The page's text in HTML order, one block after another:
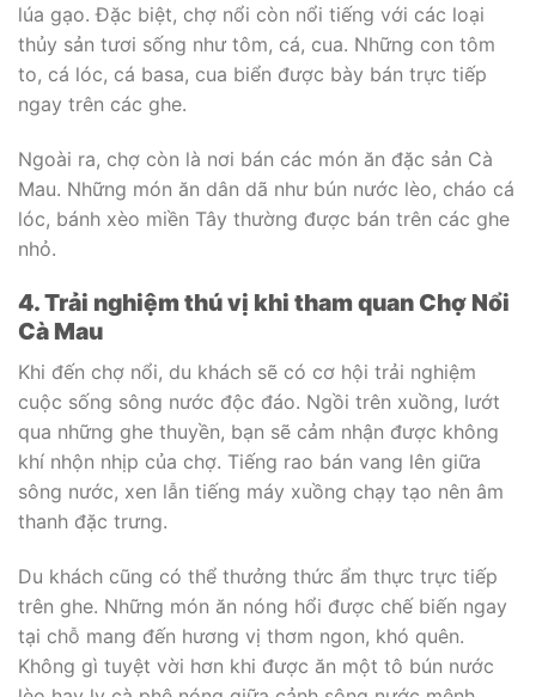
lúa gạo. Đặc biệt, chợ nổi còn nổi tiếng với các loại
thủy sản tươi sống như tôm, cá, cua. Những con tôm
to, cá lóc, cá basa, cua biển được bày bán trực tiếp
ngay trên các ghe.
Ngoài ra, chợ còn là nơi bán các món ăn đặc sản Cà
Mau. Những món ăn dân dã như bún nước lèo, cháo cá
lóc, bánh xèo miền Tây thường được bán trên các ghe
nhỏ.
4. Trải nghiệm thú vị khi tham quan Chợ Nổi
Cà Mau
Khi đến chợ nổi, du khách sẽ có cơ hội trải nghiệm
cuộc sống sông nước độc đáo. Ngồi trên xuồng, lướt
qua những ghe thuyền, bạn sẽ cảm nhận được không
khí nhộn nhịp của chợ. Tiếng rao bán vang lên giữa
sông nước, xen lẫn tiếng máy xuồng chạy tạo nên âm
thanh đặc trưng.
Du khách cũng có thể thưởng thức ẩm thực trực tiếp
trên ghe. Những món ăn nóng hổi được chế biến ngay
tại chỗ mang đến hương vị thơm ngon, khó quên.
Không gì tuyệt vời hơn khi được ăn một tô bún nước